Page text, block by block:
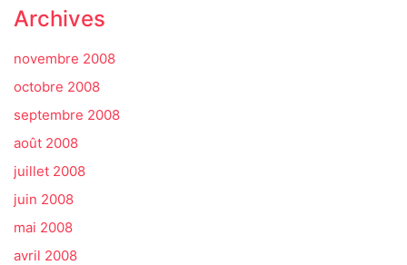
Archives
novembre 2008
octobre 2008
septembre 2008
août 2008
juillet 2008
juin 2008
mai 2008
avril 2008